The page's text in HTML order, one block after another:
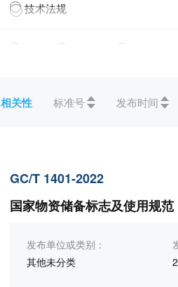
技术法规
全部 现行(47) 废止(5)
67食品技术(11)
Q建材(10)
V航空、航天(2)
相关性 标准号 发布时间
GC/T 1401-2022
国家物资储备标志及使用规范
发布单位或类别：
其他未分类